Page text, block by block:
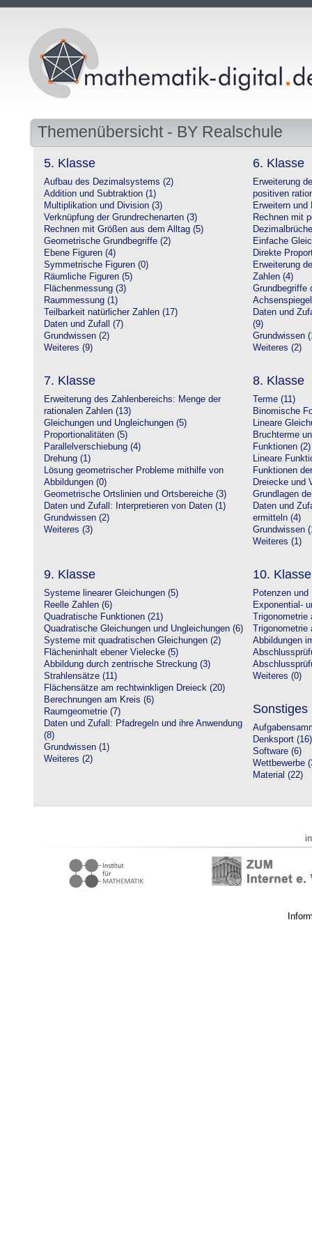
Themenübersicht - BY Realschule
5. Klasse
Aufbau des Dezimalsystems (2)
Addition und Subtraktion (1)
Multiplikation und Division (3)
Verknüpfung der Grundrechenarten (3)
Rechnen mit Größen aus dem Alltag (5)
Geometrische Grundbegriffe (2)
Ebene Figuren (4)
Symmetrische Figuren (0)
Räumliche Figuren (5)
Flächenmessung (3)
Raummessung (1)
Teilbarkeit natürlicher Zahlen (17)
Daten und Zufall (7)
Grundwissen (2)
Weiteres (9)
6. Klasse
Erweiterung
positiven
Erweitern und
Rechnen mit
Einfache
Direkte
Erweiterung
Zahlen (4)
Grundbegriffe
Daten und
(9)
Grundwissen
Weiteres (2)
7. Klasse
Erweiterung des Zahlenbereichs: Menge der
rationalen Zahlen (13)
Gleichungen und Ungleichungen (5)
Proportionalitäten (5)
Parallelverschiebung (4)
Drehung (1)
Lösung geometrischer Probleme mithilfe von
Abbildungen (0)
Geometrische Ortslinien und Ortsbereiche (3)
Daten und Zufall: Interpretieren von Daten (1)
Grundwissen (2)
Weiteres (3)
8. Klasse
Terme (11)
Binomische
Lineare
Bruchterme
Funktionen (2)
Lineare
Funktionen
Dreiecke und
Grundlagen
Daten und
ermitteln (4)
Grundwissen
Weiteres (1)
9. Klasse
Systeme linearer Gleichungen (5)
Reelle Zahlen (6)
Quadratische Funktionen (21)
Quadratische Gleichungen und Ungleichungen (6)
Systeme mit quadratischen Gleichungen (2)
Flächeninhalt ebener Vielecke (5)
Abbildung durch zentrische Streckung (3)
Strahlensätze (11)
Flächensätze am rechtwinkligen Dreieck (20)
Berechnungen am Kreis (6)
Raumgeometrie (7)
Daten und Zufall: Pfadregeln und ihre Anwendung
(8)
Grundwissen (1)
Weiteres (2)
10. Klasse
Potenzen
Exponential-
Abbildungen
Weiteres (0)
Sonstiges
Denksport (16)
Software (6)
Wettbewerbe
Material (22)